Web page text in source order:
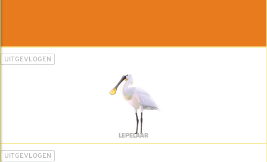
UITGEVLOGEN
LEPELAAR
UITGEVLOGEN